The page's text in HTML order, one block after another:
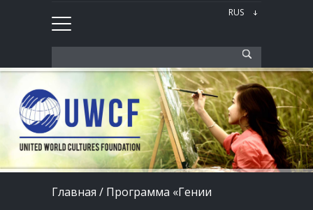
Главная / Программа «Гении